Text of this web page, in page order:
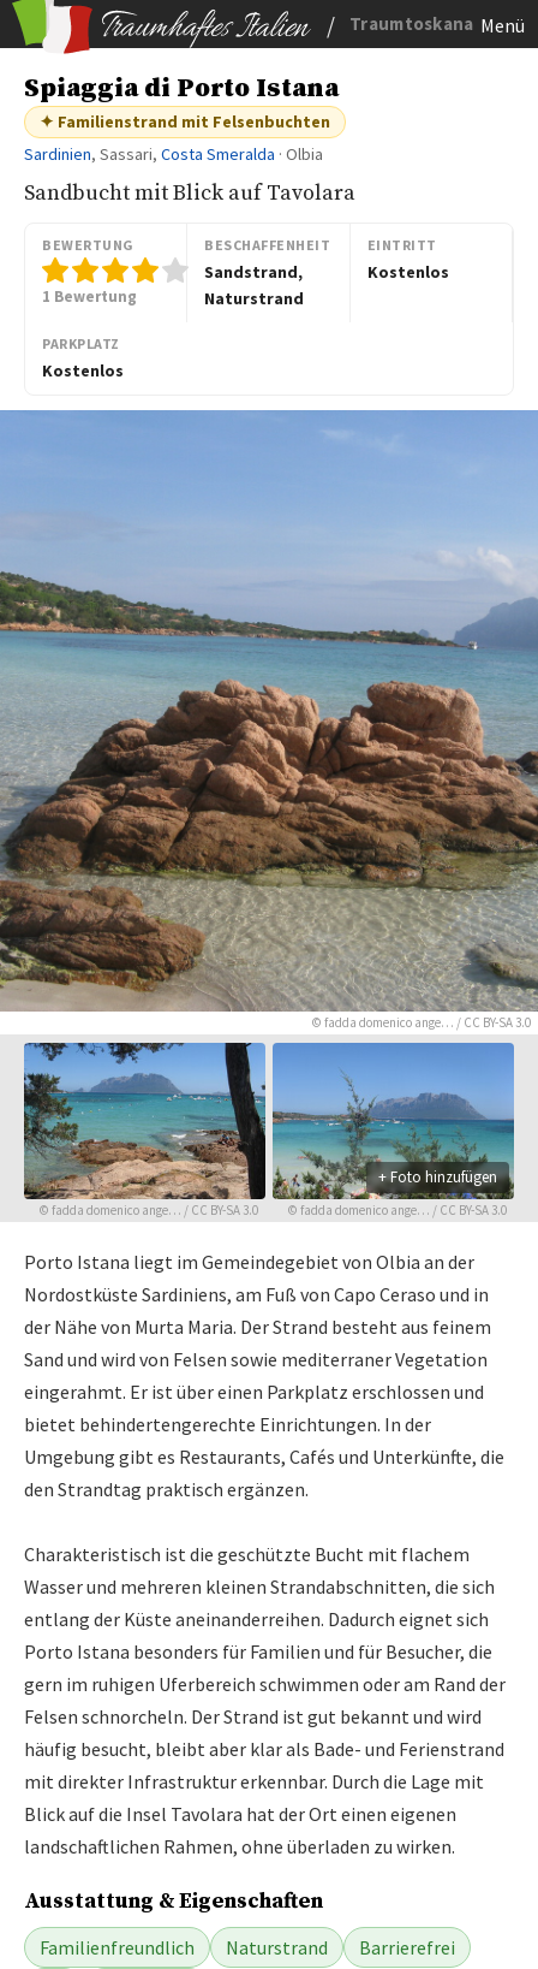
/ Traumtoskana Menü
Spiaggia di Porto Istana
✦ Familienstrand mit Felsenbuchten
Sardinien, Sassari, Costa Smeralda · Olbia
Sandbucht mit Blick auf Tavolara
BEWERTUNG
1 Bewertung
BESCHAFFENHEIT
Sandstrand,
Naturstrand
EINTRITT
Kostenlos
PARKPLATZ
Kostenlos
© fadda domenico ange… / CC BY-SA 3.0
© fadda domenico ange… / CC BY-SA 3.0 © fadda domenico ange… / CC BY-SA 3.0
+ Foto hinzufügen
Porto Istana liegt im Gemeindegebiet von Olbia an der
Nordostküste Sardiniens, am Fuß von Capo Ceraso und in
der Nähe von Murta Maria. Der Strand besteht aus feinem
Sand und wird von Felsen sowie mediterraner Vegetation
eingerahmt. Er ist über einen Parkplatz erschlossen und
bietet behindertengerechte Einrichtungen. In der
Umgebung gibt es Restaurants, Cafés und Unterkünfte, die
den Strandtag praktisch ergänzen.
Charakteristisch ist die geschützte Bucht mit flachem
Wasser und mehreren kleinen Strandabschnitten, die sich
entlang der Küste aneinanderreihen. Dadurch eignet sich
Porto Istana besonders für Familien und für Besucher, die
gern im ruhigen Uferbereich schwimmen oder am Rand der
Felsen schnorcheln. Der Strand ist gut bekannt und wird
häufig besucht, bleibt aber klar als Bade- und Ferienstrand
mit direkter Infrastruktur erkennbar. Durch die Lage mit
Blick auf die Insel Tavolara hat der Ort einen eigenen
landschaftlichen Rahmen, ohne überladen zu wirken.
Ausstattung & Eigenschaften
Familienfreundlich Naturstrand
Barrierefrei